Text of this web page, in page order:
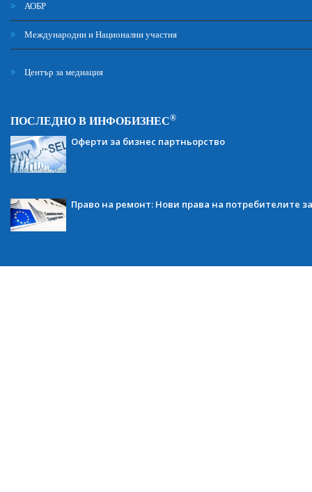
АОБР
Международни и Национални участия
Център за медиация
ПОСЛЕДНО В ИНФОБИЗНЕС®
Оферти за бизнес партньорство
Право на ремонт: Нови права на потребителите